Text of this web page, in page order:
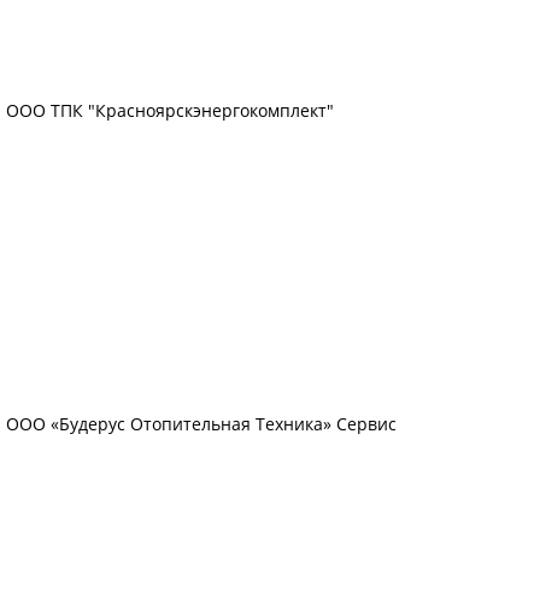
ООО ТПК "Красноярскэнергокомплект"
ООО «Будерус Отопительная Техника» Сервис